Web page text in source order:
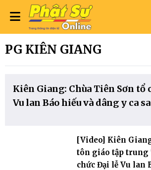
PG KIÊN GIANG
Kiên Giang: Chùa Tiên Sơn tổ
Vu lan Báo hiếu và dâng y ca
[Video] Kiên
tôn giáo tập trung
chức Đại lễ Vu lan